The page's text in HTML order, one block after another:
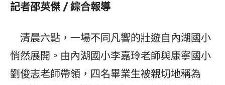
記者邵英傑 / 綜合報導
清晨六點，一場不同凡響的壯遊自內湖國小
悄然展開。由內湖國小李嘉玲老師與康寧國小
劉俊志老師帶領，四名畢業生被親切地稱為